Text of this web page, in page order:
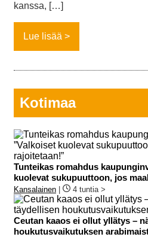
kanssa, […]
Lue lisää
Kotimaa
Tunteikas romahdus
kuolevat sukupuuttoon, jos
Kansalainen | 4 tuntia >
Ceutan kaaos ei ollut yllätys –
houkutusvaikutuksen